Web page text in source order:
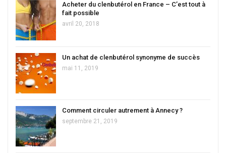
Acheter du clenbutérol en France – C’est tout à
fait possible
avril 20, 2018
Un achat de clenbutérol synonyme de succès
mai 11, 2019
Comment circuler autrement à Annecy ?
septembre 21, 2019